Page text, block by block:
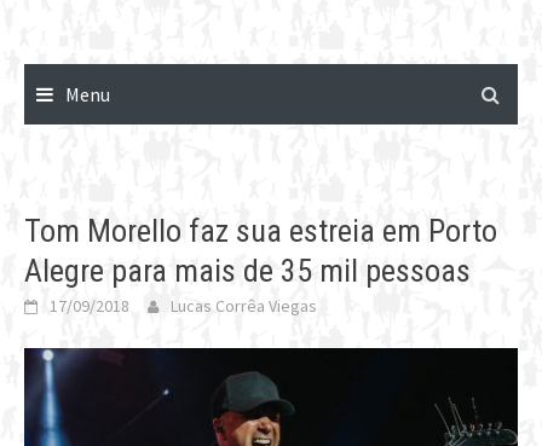
Menu
Tom Morello faz sua estreia em Porto
Alegre para mais de 35 mil pessoas
17/09/2018 Lucas Corrêa Viegas